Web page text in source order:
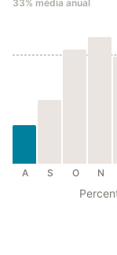
33% média anual
A S O N